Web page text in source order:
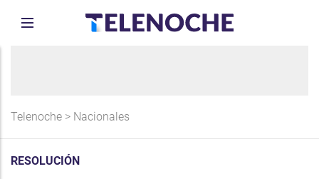
Telenoche > Nacionales
RESOLUCIÓN